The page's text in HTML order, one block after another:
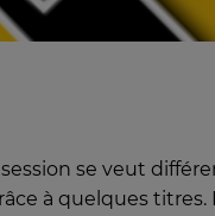
se veut
à quelques